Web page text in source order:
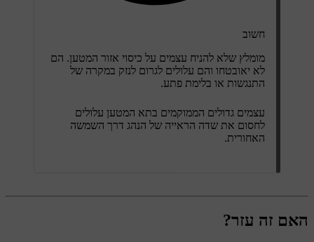
חשוב
מומלץ שלא להניח עצמים על כיסוי אזור המטען. הם
לא יאובטחו והם עלולים לגרום לנזק במקרה של
התנגשות או בלימת פתע.
עצמים גדולים הממוקמים בתא המטען עלולים
לחסום את שדה הראייה של הנהג דרך השמשה
האחורית.
האם זה עזר?